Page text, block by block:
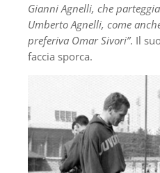
Gianni Agnelli, che
Umberto Agnelli, come
preferiva Omar Sivori”. Il
faccia sporca.